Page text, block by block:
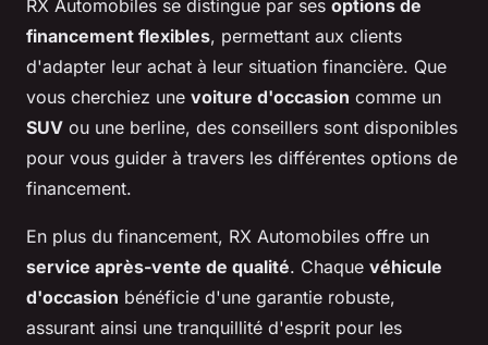
RX Automobiles se distingue par ses options de
financement flexibles, permettant aux clients
d'adapter leur achat à leur situation financière. Que
vous cherchiez une voiture d'occasion comme un
SUV ou une berline, des conseillers sont disponibles
pour vous guider à travers les différentes options de
financement.
En plus du financement, RX Automobiles offre un
service après-vente de qualité. Chaque véhicule
d'occasion bénéficie d'une garantie robuste,
assurant ainsi une tranquillité d'esprit pour les